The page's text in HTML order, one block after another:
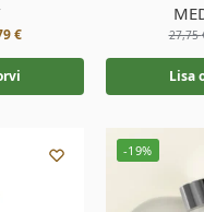
€ 27,75
Lisa
-19%